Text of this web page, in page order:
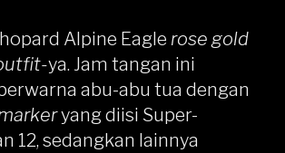
Alpine Eagle rose gold
ya. Jam tangan ini
abu-abu tua dengan
yang diisi Super-
12, sedangkan lainnya